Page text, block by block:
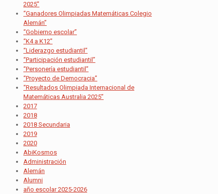
2025”
“Ganadores Olimpiadas Matemáticas Colegio
Alemán”
“Gobierno escolar”
“K4 a K12”
“Liderazgo estudiantil”
“Participación estudiantil”
“Personería estudiantil”
“Proyecto de Democracia”
“Resultados Olimpiada Internacional de
Matemáticas Australia 2025”
2017
2018
2018 Secundaria
2019
2020
AbiKosmos
Administración
Alemán
Alumni
año escolar 2025-2026